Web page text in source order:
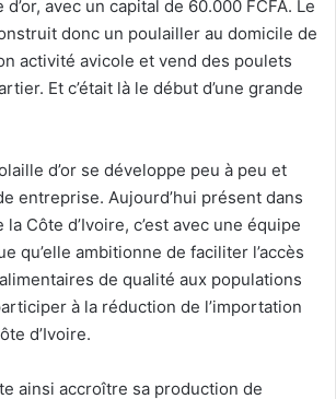
avec un capital de 60.000 FCFA. Le
donc un poulailler au domicile de
activité avicole et vend des poulets
Et c’était là le début d’une grande
d’or se développe peu à peu et
entreprise. Aujourd’hui présent dans
Côte d’Ivoire, c’est avec une équipe
qu’elle ambitionne de faciliter l’accès
de qualité aux populations
à la réduction de l’importation
d’Ivoire.
ainsi accroître sa production de